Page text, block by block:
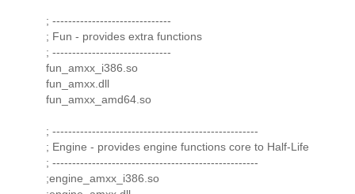
; ------------------------------
; Fun - provides extra functions
; ------------------------------
fun_amxx_i386.so
fun_amxx.dll
fun_amxx_amd64.so
; ----------------------------------------------------
; Engine - provides engine functions core to Half-Life
; ----------------------------------------------------
;engine_amxx_i386.so